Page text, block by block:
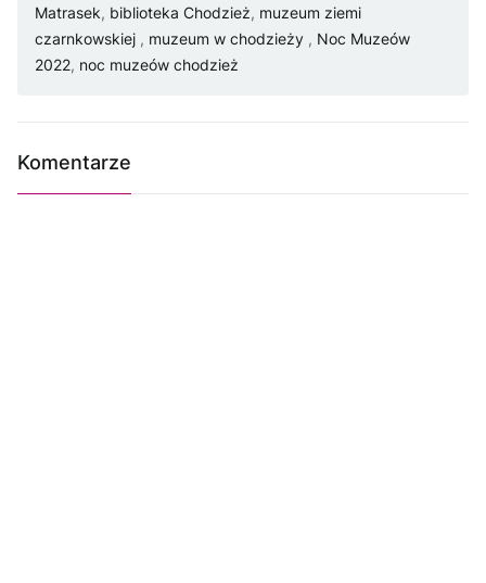
Matrasek, biblioteka Chodzież, muzeum ziemi
czarnkowskiej , muzeum w chodzieży , Noc Muzeów
2022, noc muzeów chodzież
Komentarze